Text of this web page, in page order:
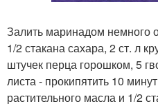
Залить маринадом немного
1/2 стакана сахара, 2 ст. л
штучек перца горошком, 5
листа - прокипятить 10
растительного масла и 1/2